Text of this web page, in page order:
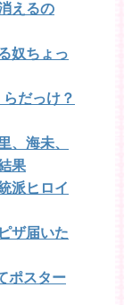
えるの
奴ちょっ
だっけ？
、海未、
果
派ヒロイ
ザ届いた
ポスター